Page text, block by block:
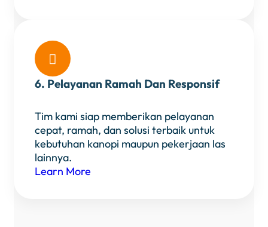

6. Pelayanan Ramah Dan Responsif
Tim kami siap memberikan pelayanan
cepat, ramah, dan solusi terbaik untuk
kebutuhan kanopi maupun pekerjaan las
lainnya.
Learn More